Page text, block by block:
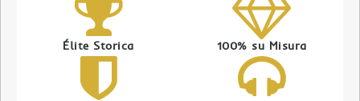
Élite Storica 100% su Misura